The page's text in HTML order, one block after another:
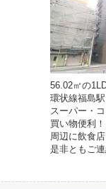
56.02㎡の
環状線福島
スーパー・
買い物便利！
周辺に飲食
是非ともご